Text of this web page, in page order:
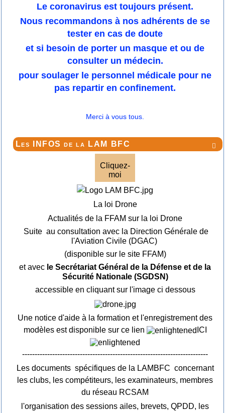
Le coronavirus est toujours présent.
Nous recommandons à nos adhérents de se
tester en cas de doute
et si besoin de porter un masque et ou de
consulter un médecin.
pour soulager le personnel médicale pour ne
pas repartir en confinement.
Merci à vous tous.

Les INFOS de la LAM BFC
Cliquez-
moi
La loi Drone
Actualités de la FFAM sur la loi Drone
Suite au consultation avec la Direction Générale de
l'Aviation Civile (DGAC)
(disponible sur le site FFAM)
et avec le Secrétariat Général de la Défense et de la
Sécurité Nationale (SGDSN)
accessible en cliquant sur l'image ci dessous
Une notice d'aide à la formation et l'enregistrement des
modèles est disponible sur ce lien
ICI
--------------------------------------------------------------------------
Les documents spécifiques de la LAMBFC concernant
les clubs, les compétiteurs, les examinateurs, membres
du réseau RCSAM
l'organisation des sessions ailes, brevets, QPDD, les